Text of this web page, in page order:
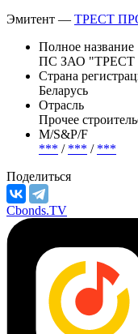
Эмитент — ТРЕСТ
Полное название
ПС ЗАО
Страна
Беларусь
Отрасль
Прочее
М/S&P/F
*** / *** / ***
Поделиться
Cbonds.TV